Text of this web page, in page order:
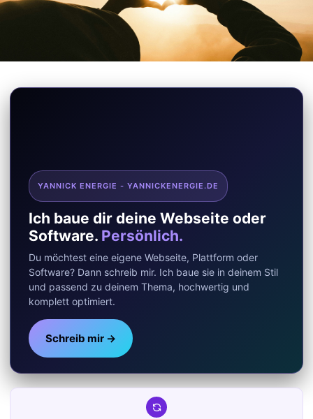
YANNICK ENERGIE - YANNICKENERGIE.DE
Ich baue dir deine Webseite oder
Software. Persönlich.
Du möchtest eine eigene Webseite, Plattform oder
Software? Dann schreib mir. Ich baue sie in deinem Stil
und passend zu deinem Thema, hochwertig und
komplett optimiert.
Schreib mir →